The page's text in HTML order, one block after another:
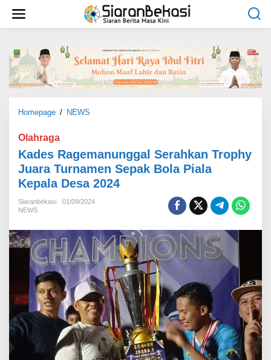
w
Homepage / NEWS
s
R
a
e
n
n
g
g
l
S
e
r
a
Olahraga
Kades Ragemanunggal Serahkan Trophy
Juara Turnamen Sepak Bola Piala
Kepala Desa 2024
Siaranbekasi
01/09/2024
NEWS